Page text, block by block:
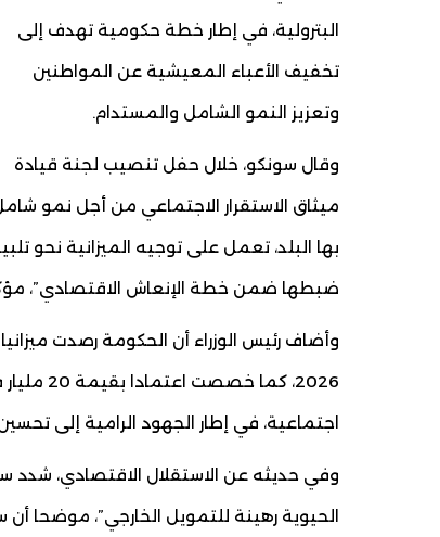
البترولية، في إطار خطة حكومية تهدف إلى
تخفيف الأعباء المعيشية عن المواطنين
وتعزيز النمو الشامل والمستدام.
وقال سونكو، خلال حفل تنصيب لجنة قيادة
ميثاق الاستقرار الاجتماعي من أجل نمو
بها البلد، تعمل على توجيه الميزانية نحو
ضبطها ضمن خطة الإنعاش الاقتصادي”،
اجتماعية، في إطار الجهود الرامية إلى
وفي حديثه عن الاستقلال الاقتصادي، شدد
الحيوية رهينة للتمويل الخارجي”، موضحا